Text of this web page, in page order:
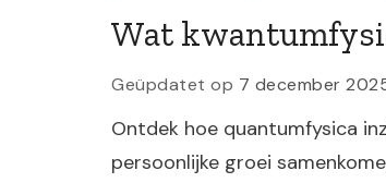
Wat
Geüpdatet op 7 december
Ontdek hoe quantumfysica
persoonlijke groei